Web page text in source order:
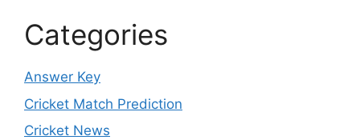
Categories
Answer Key
Cricket Match Prediction
Cricket News